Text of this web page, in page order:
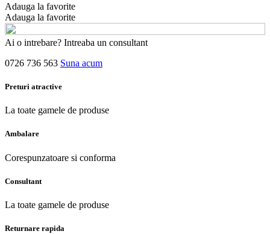
Adauga la favorite
Adauga la favorite
Ai o intrebare? Intreaba un consultant
0726 736 563 Suna acum
Preturi atractive
La toate gamele de produse
Ambalare
Corespunzatoare si conforma
Consultant
La toate gamele de produse
Returnare rapida